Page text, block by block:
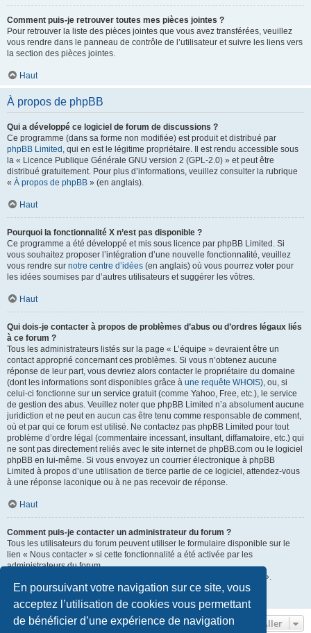
En poursuivant votre navigation sur ce site, vous
acceptez l’utilisation de cookies vous permettant
de bénéficier d’une expérience de navigation
Comment puis-je retrouver toutes mes pièces jointes ?
Pour retrouver la liste des pièces jointes que vous avez transférées, veuillez
vous rendre dans le panneau de contrôle de l’utilisateur et suivre les liens vers
la section des pièces jointes.
Haut
À propos de phpBB
Qui a développé ce logiciel de forum de discussions ?
Ce programme (dans sa forme non modifiée) est produit et distribué par
phpBB Limited , qui en est le légitime propriétaire. Il est rendu accessible sous
la « Licence Publique Générale GNU version 2 (GPL-2.0) » et peut être
distribué gratuitement. Pour plus d’informations, veuillez consulter la rubrique
« À propos de phpBB » (en anglais).
Haut
Pourquoi la fonctionnalité X n’est pas disponible ?
Ce programme a été développé et mis sous licence par phpBB Limited. Si
vous souhaitez proposer l’intégration d’une nouvelle fonctionnalité, veuillez
vous rendre sur notre centre d’idées (en anglais) où vous pourrez voter pour
les idées soumises par d’autres utilisateurs et suggérer les vôtres.
Haut
Qui dois-je contacter à propos de problèmes d’abus ou d’ordres légaux liés
à ce forum ?
Tous les administrateurs listés sur la page « L’équipe » devraient être un
contact approprié concernant ces problèmes. Si vous n’obtenez aucune
réponse de leur part, vous devriez alors contacter le propriétaire du domaine
(dont les informations sont disponibles grâce à une requête WHOIS), ou, si
celui-ci fonctionne sur un service gratuit (comme Yahoo, Free, etc.), le service
de gestion des abus. Veuillez noter que phpBB Limited n’a absolument aucune
juridiction et ne peut en aucun cas être tenu comme responsable de comment,
où et par qui ce forum est utilisé. Ne contactez pas phpBB Limited pour tout
problème d’ordre légal (commentaire incessant, insultant, diffamatoire, etc.) qui
ne sont pas directement reliés avec le site internet de phpBB.com ou le logiciel
phpBB en lui-même. Si vous envoyez un courrier électronique à phpBB
Limited à propos d’une utilisation de tierce partie de ce logiciel, attendez-vous
à une réponse laconique ou à ne pas recevoir de réponse.
Haut
Comment puis-je contacter un administrateur du forum ?
Tous les utilisateurs du forum peuvent utiliser le formulaire disponible sur le
lien « Nous contacter » si cette fonctionnalité a été activée par les
administrateurs du forum.
Les membres du forum peuvent également utiliser le lien « L’équipe ».
Aller